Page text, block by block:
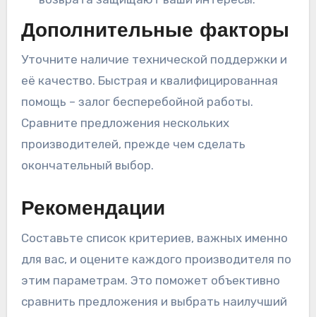
Дополнительные факторы
Уточните наличие технической поддержки и
её качество. Быстрая и квалифицированная
помощь – залог бесперебойной работы.
Сравните предложения нескольких
производителей, прежде чем сделать
окончательный выбор.
Рекомендации
Составьте список критериев, важных именно
для вас, и оцените каждого производителя по
этим параметрам. Это поможет объективно
сравнить предложения и выбрать наилучший